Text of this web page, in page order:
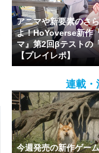
アニマや新要素のさ
よ！HoYoverse新作
マ』第2回βテストの
【プレイレポ】
連載・
今週発売の新作ゲー